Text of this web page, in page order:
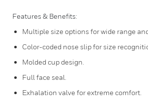
Features & Benefits:
Multiple size options for wide range
Color-coded nose slip for size
Molded cup design.
Full face seal.
Exhalation valve for extreme comfort.